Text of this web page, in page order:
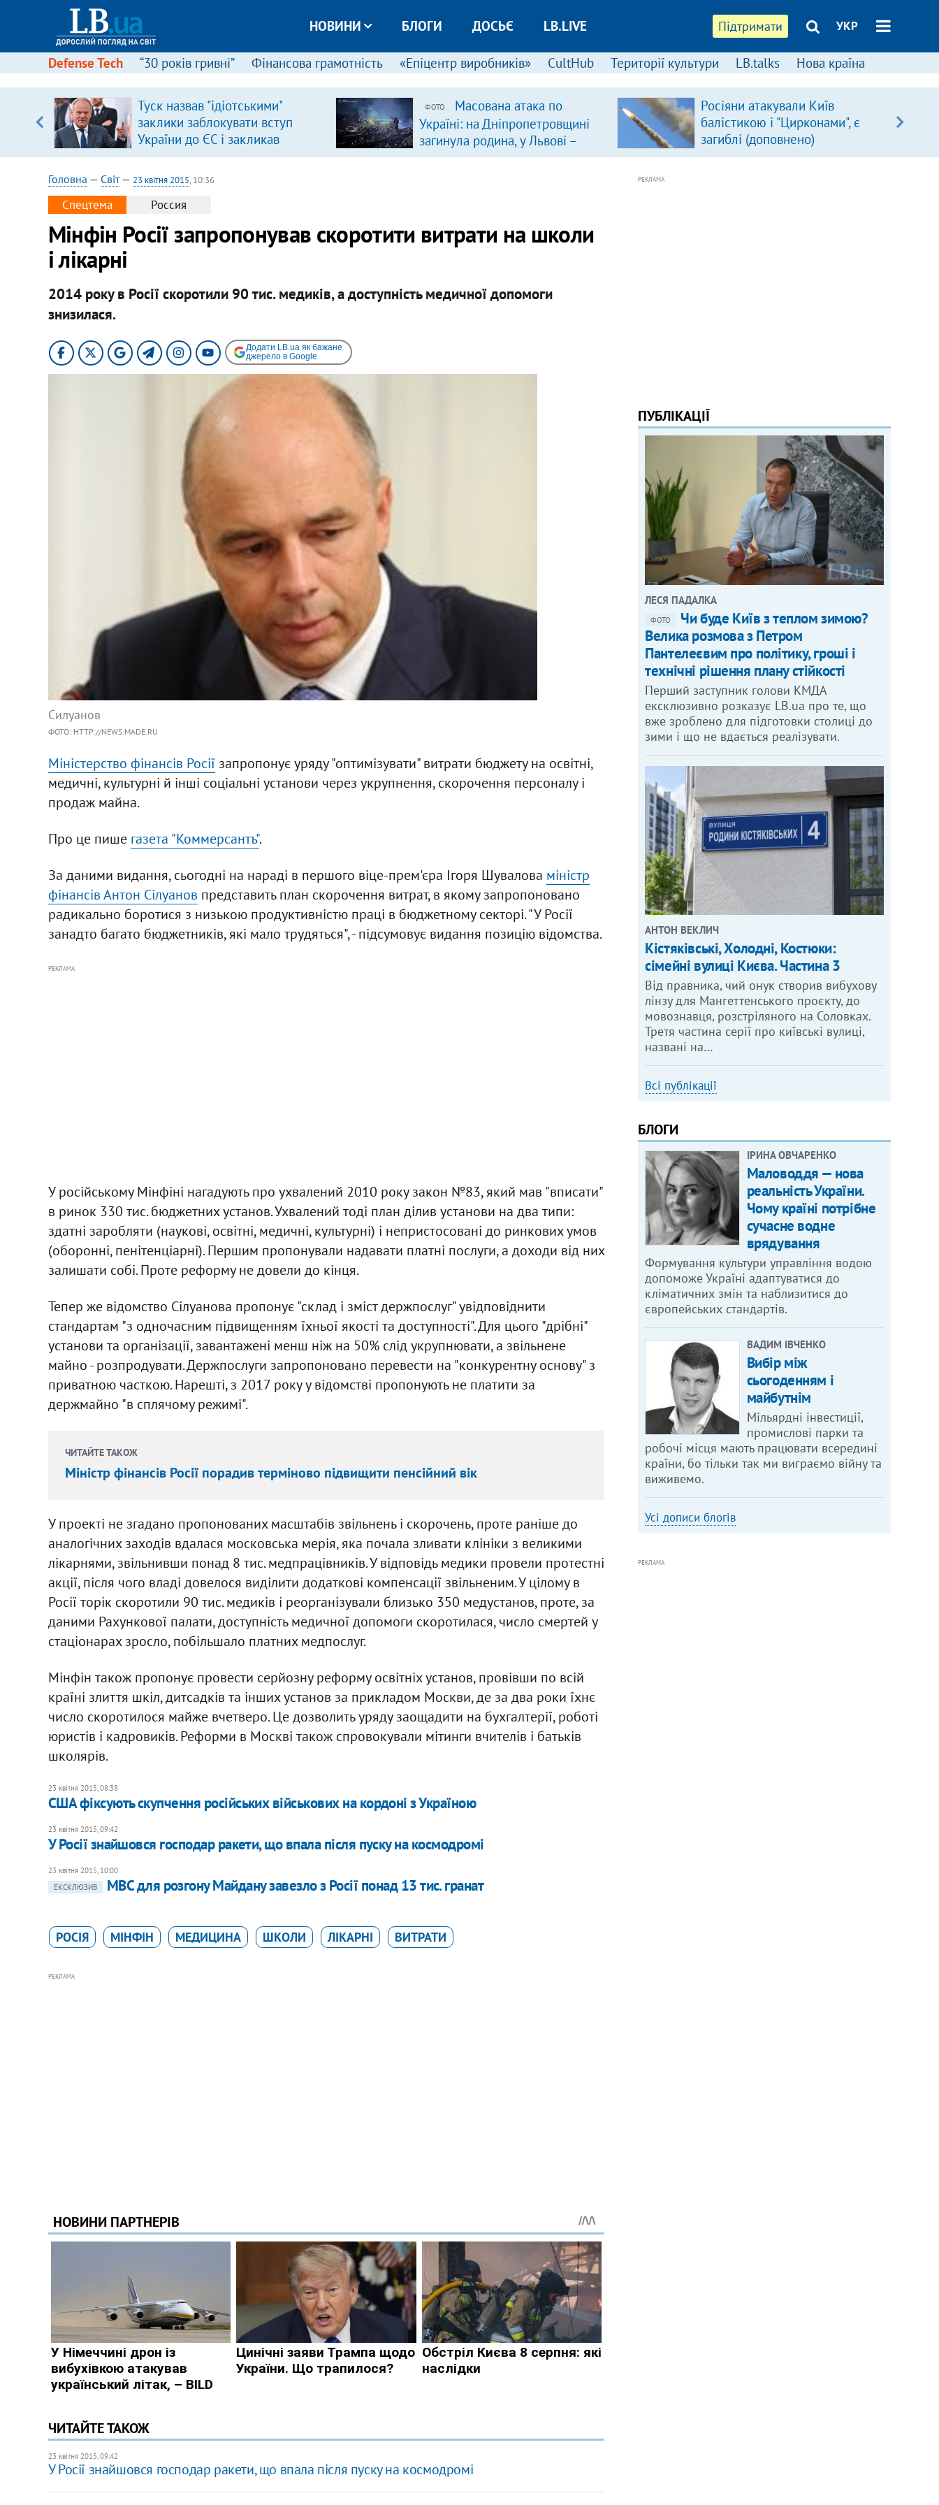
Підтримати УКР
НОВИНИ БЛОГИ ДОСЬЄ LB.LIVE
Defense Tech “30 років гривні” Фінансова грамотність «Епіцентр виробників» CultHub Території культури LB.talks Нова країна
Туск назвав "ідіотськими"
заклики заблокувати вступ
України до ЄС і закликав
припинити антиукраїнську
риторику
ФОТО
Масована атака по
Україні: на Дніпропетровщині
загинула родина, у Львові –
удар по багатоповерхівках
Росіяни атакували Київ
балістикою і "Цирконами", є
загиблі (доповнено)
Головна — Світ— 23 квітня 2015, 10:36
Спецтема Россия
Мінфін Росії запропонував скоротити витрати на школи
і лікарні
2014 року в Росії скоротили 90 тис. медиків, а доступність медичної допомоги
знизилася.
Додати LB.ua як бажане
джерело в Google
Силуанов
ФОТО: HTTP://NEWS.MADE.RU
Міністерство фінансів Росії запропонує уряду "оптимізувати" витрати бюджету на освітні,
медичні, культурні й інші соціальні установи через укрупнення, скорочення персоналу і
продаж майна.
Про це пише газета "Коммерсантъ".
За даними видання, сьогодні на нараді в першого віце-прем'єра Ігоря Шувалова міністр
фінансів Антон Сілуанов представить план скорочення витрат, в якому запропоновано
радикально боротися з низькою продуктивністю праці в бюджетному секторі. "У Росії
занадто багато бюджетників, які мало трудяться", - підсумовує видання позицію відомства.
РЕКЛАМА
У російському Мінфіні нагадують про ухвалений 2010 року закон №83, який мав "вписати"
в ринок 330 тис. бюджетних установ. Ухвалений тоді план ділив установи на два типи:
здатні заробляти (наукові, освітні, медичні, культурні) і непристосовані до ринкових умов
(оборонні, пенітенціарні). Першим пропонували надавати платні послуги, а доходи від них
залишати собі. Проте реформу не довели до кінця.
Тепер же відомство Сілуанова пропонує "склад і зміст держпослуг" увідповіднити
стандартам "з одночасним підвищенням їхньої якості та доступності". Для цього "дрібні"
установи та організації, завантажені менш ніж на 50% слід укрупнювати, а звільнене
майно - розпродувати. Держпослуги запропоновано перевести на "конкурентну основу" з
приватною часткою. Нарешті, з 2017 року у відомстві пропонують не платити за
держмайно "в сплячому режимі".
ЧИТАЙТЕ ТАКОЖ
Міністр фінансів Росії порадив терміново підвищити пенсійний вік
У проекті не згадано пропонованих масштабів звільнень і скорочень, проте раніше до
аналогічних заходів вдалася московська мерія, яка почала зливати клініки з великими
лікарнями, звільнивши понад 8 тис. медпрацівників. У відповідь медики провели протестні
акції, після чого владі довелося виділити додаткові компенсації звільненим. У цілому в
Росії торік скоротили 90 тис. медиків і реорганізували близько 350 медустанов, проте, за
даними Рахункової палати, доступність медичної допомоги скоротилася, число смертей у
стаціонарах зросло, побільшало платних медпослуг.
Мінфін також пропонує провести серйозну реформу освітніх установ, провівши по всій
країні злиття шкіл, дитсадків та інших установ за прикладом Москви, де за два роки їхнє
число скоротилося майже вчетверо. Це дозволить уряду заощадити на бухгалтерії, роботі
юристів і кадровиків. Реформи в Москві також спровокували мітинги вчителів і батьків
школярів.
23 квітня 2015, 08:38
США фіксують скупчення російських військових на кордоні з Україною
23 квітня 2015, 09:42
У Росії знайшовся господар ракети, що впала після пуску на космодромі
23 квітня 2015, 10:00
ЕКСКЛЮЗИВ
МВС для розгону Майдану завезло з Росії понад 13 тис. гранат
РОСІЯ МІНФІН МЕДИЦИНА ШКОЛИ ЛІКАРНІ ВИТРАТИ
РЕКЛАМА
ЧИТАЙТЕ ТАКОЖ
23 квітня 2015, 09:42
У Росії знайшовся господар ракети, що впала після пуску на космодромі
РЕКЛАМА
ПУБЛІКАЦІЇ
ЛЕСЯ ПАДАЛКА
ФОТО
Чи буде Київ з теплом зимою?
Велика розмова з Петром
Пантелеєвим про політику, гроші і
технічні рішення плану стійкості
Перший заступник голови КМДА
ексклюзивно розказує LB.ua про те, що
вже зроблено для підготовки столиці до
зими і що не вдається реалізувати.
АНТОН ВЕКЛИЧ
Кістяківські, Холодні, Костюки:
сімейні вулиці Києва. Частина 3
Від правника, чий онук створив вибухову
лінзу для Мангеттенського проєкту, до
мовознавця, розстріляного на Соловках.
Третя частина серії про київські вулиці,
названі на…
Всі публікації
БЛОГИ
ІРИНА ОВЧАРЕНКО
Маловоддя — нова
реальність України.
Чому країні потрібне
сучасне водне
врядування
Формування культури управління водою
допоможе Україні адаптуватися до
кліматичних змін та наблизитися до
європейських стандартів.
ВАДИМ ІВЧЕНКО
Вибір між
сьогоденням і
майбутнім
Мільярдні інвестиції,
промислові парки та
робочі місця мають працювати всередині
країни, бо тільки так ми виграємо війну та
виживемо.
Усі дописи блогів
РЕКЛАМА